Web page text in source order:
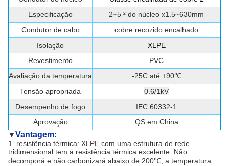
Especificação
2~5 ² do núcleo x1.5~630mm
Condutor de cabo
cobre recozido encalhado
Isolação
XLPE
Revestimento
PVC
Avaliação da temperatura
-25C até +90℃
Tensão apropriada
0.6/1kV
Desempenho de fogo
IEC 60332-1
Aprovação
QS em China
▼Vantagem:
1. resistência térmica: XLPE com uma estrutura de rede
tridimensional tem a resistência térmica excelente. Não
decomporá e não carbonizará abaixo de 200℃, a temperatura